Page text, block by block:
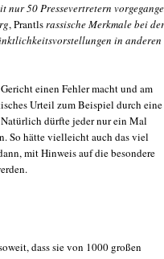
nur 50 Pressevertretern
, Prantlsrassische Merkmale bei der
in anderen
einen Fehler macht und am
Urteil zum Beispiel durch eine
dürfte jeder nur ein Mal
So hätte vielleicht auch das viel
mit Hinweis auf die besondere
dass sie von 1000 großen